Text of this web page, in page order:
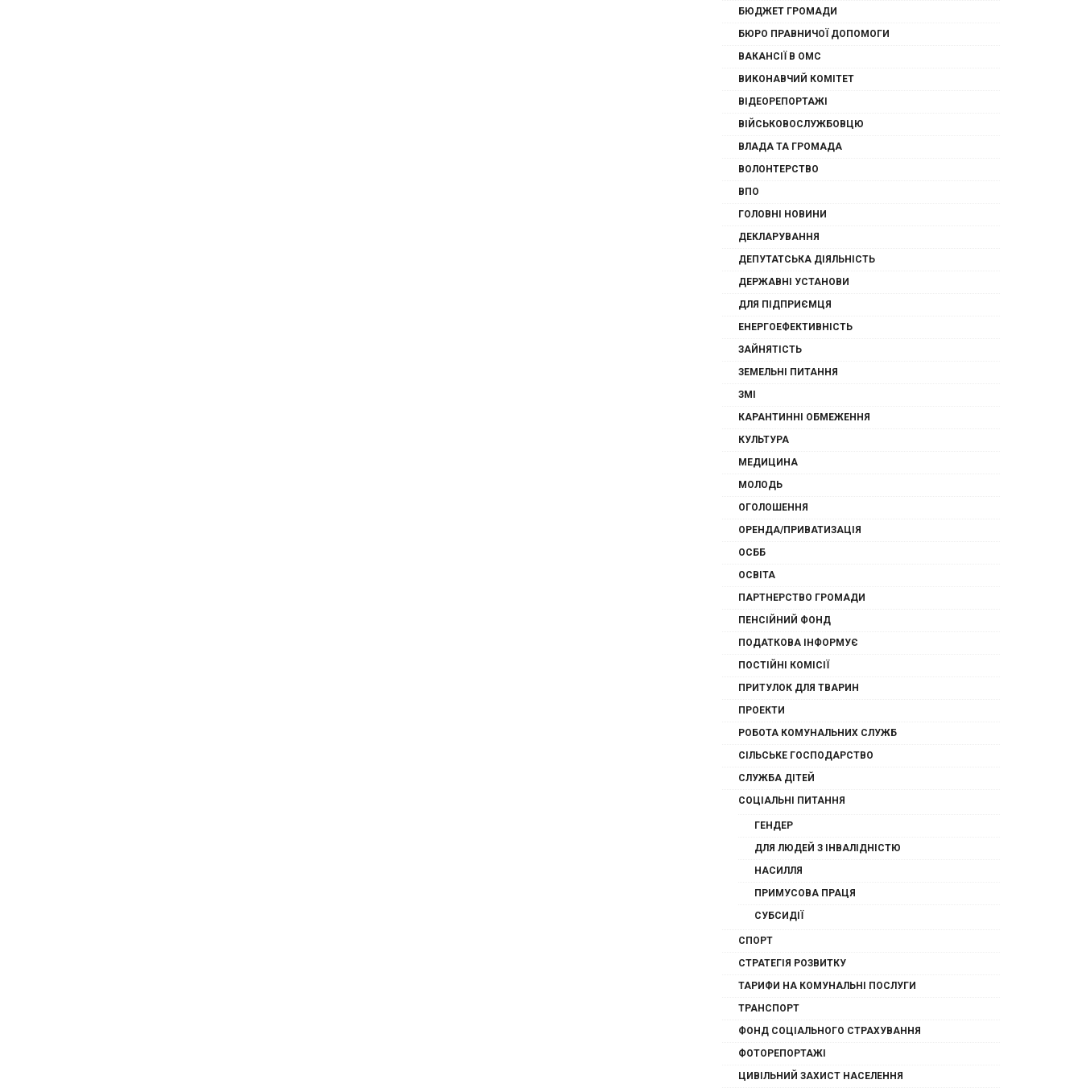
БЮДЖЕТ ГРОМАДИ
БЮРО ПРАВНИЧОЇ ДОПОМОГИ
ВАКАНСІЇ В ОМС
ВИКОНАВЧИЙ КОМІТЕТ
ВІДЕОРЕПОРТАЖІ
ВІЙСЬКОВОСЛУЖБОВЦЮ
ВЛАДА ТА ГРОМАДА
ВОЛОНТЕРСТВО
ВПО
ГОЛОВНІ НОВИНИ
ДЕКЛАРУВАННЯ
ДЕПУТАТСЬКА ДІЯЛЬНІСТЬ
ДЕРЖАВНІ УСТАНОВИ
ДЛЯ ПІДПРИЄМЦЯ
ЕНЕРГОЕФЕКТИВНІСТЬ
ЗАЙНЯТІСТЬ
ЗЕМЕЛЬНІ ПИТАННЯ
ЗМІ
КАРАНТИННІ ОБМЕЖЕННЯ
КУЛЬТУРА
МЕДИЦИНА
МОЛОДЬ
ОГОЛОШЕННЯ
ОРЕНДА/ПРИВАТИЗАЦІЯ
ОСББ
ОСВІТА
ПАРТНЕРСТВО ГРОМАДИ
ПЕНСІЙНИЙ ФОНД
ПОДАТКОВА ІНФОРМУЄ
ПОСТІЙНІ КОМІСІЇ
ПРИТУЛОК ДЛЯ ТВАРИН
ПРОЕКТИ
РОБОТА КОМУНАЛЬНИХ СЛУЖБ
СІЛЬСЬКЕ ГОСПОДАРСТВО
СЛУЖБА ДІТЕЙ
СОЦІАЛЬНІ ПИТАННЯ
ГЕНДЕР
ДЛЯ ЛЮДЕЙ З ІНВАЛІДНІСТЮ
НАСИЛЛЯ
ПРИМУСОВА ПРАЦЯ
СУБСИДІЇ
СПОРТ
СТРАТЕГІЯ РОЗВИТКУ
ТАРИФИ НА КОМУНАЛЬНІ ПОСЛУГИ
ТРАНСПОРТ
ФОНД СОЦІАЛЬНОГО СТРАХУВАННЯ
ФОТОРЕПОРТАЖІ
ЦИВІЛЬНИЙ ЗАХИСТ НАСЕЛЕННЯ